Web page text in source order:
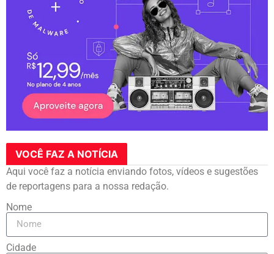
VOCÊ FAZ A NOTÍCIA
Aqui você faz a notícia enviando fotos, vídeos e sugestões
de reportagens para a nossa redação.
Nome
Cidade